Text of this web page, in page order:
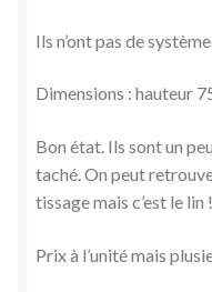
Ils n’ont pas de
Dimensions : hauteur
Bon état. Ils sont un
taché. On peut
tissage mais c’est le lin !
Prix à l’unité mais